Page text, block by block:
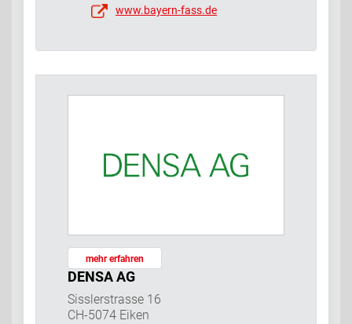
www.bayern-fass.de
mehr erfahren
DENSA AG
Sisslerstrasse 16
CH-5074 Eiken